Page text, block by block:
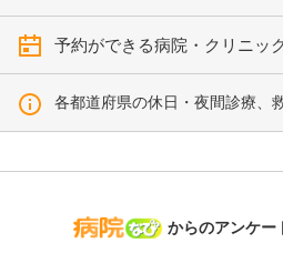
予約ができる病院・クリニッ
各都道府県の休日・夜間診療、
病院なび
からのアンケー